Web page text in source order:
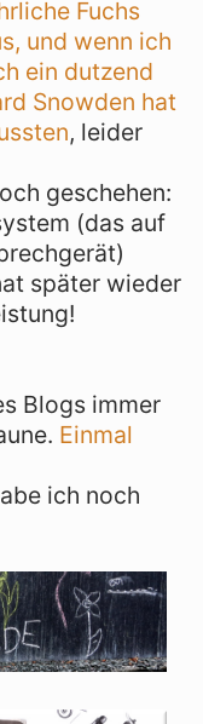
Fuchs
und wenn ich
ein dutzend
Snowden hat
, leider
geschehen:
(das auf
später wieder
Blogs immer
Einmal
ich noch